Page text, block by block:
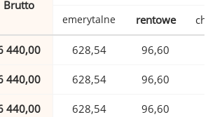
Brutto
emerytalne rentowe
440,00 628,54 96,60
440,00 628,54 96,60
440,00 628,54 96,60